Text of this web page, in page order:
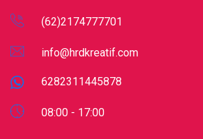
(62)2174777701
info@hrdkreatif.com
6282311445878
08:00 - 17:00